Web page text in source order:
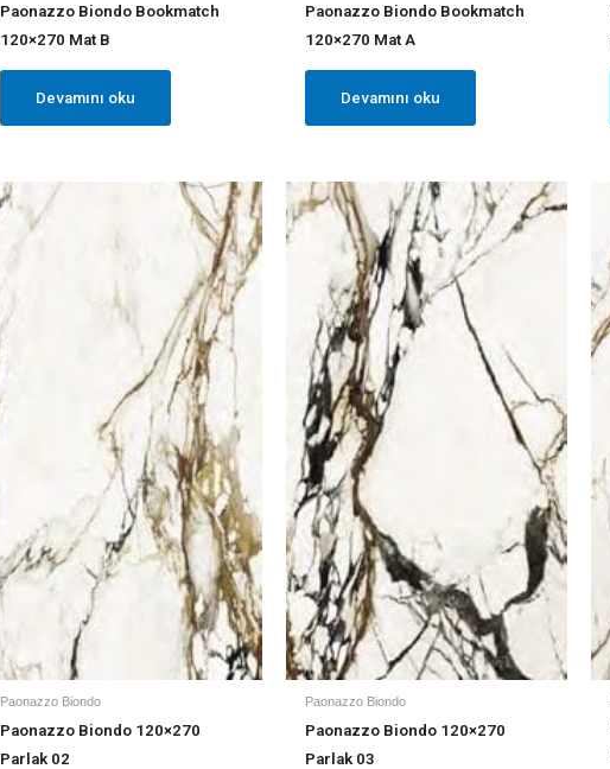
Paonazzo Biondo Bookmatch
120×270 Mat B
Devamını oku
Paonazzo Biondo Bookmatch
120×270 Mat A
Devamını oku
Paonazzo Biondo
Paonazzo Biondo 120×270
Parlak 02
Paonazzo Biondo
Paonazzo Biondo 120×270
Parlak 03